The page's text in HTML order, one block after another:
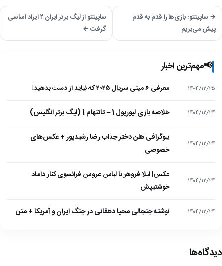
→ ساپینتو: بازی‌ها را قدم به قدم
پیش می‌بریم
ساپینتو از لیگ برتر ایران ۲ ایراد اساسی
گرفت ←
📢مهم‌ترین اخبار
۱۴۰۴/۱۲/۲۵ معرفی ۶ مینی سریال ۲۰۲۵ که نباید از دست بدهید!
۱۴۰۴/۱۲/۲۴ خلاصه بازی لیورپول 1 – تاتنهام 1 (لیگ برتر انگلیس)
۱۴۰۴/۱۲/۲۴
بیوگرافی هلن دختر جذاب رضا رشیدپور + عکس‌های
خصوصی
۱۴۰۴/۱۲/۲۴
عکس| لیلا فروهر با لباس عروس فرانسوی کنار داماد
خوشتیپش
۱۴۰۴/۱۲/۲۴ نوشته جنجالی محیا دهقانی در جنگ ایران و آمریکا + متن
دیدگاه‌ها